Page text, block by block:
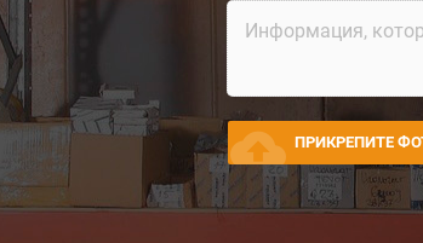
cloud_upload ПРИКРЕПИТЕ